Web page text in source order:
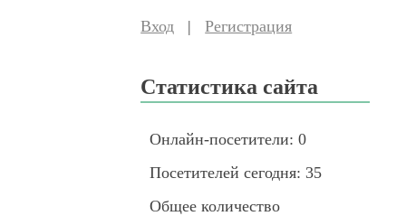
Вход |Регистрация
Статистика сайта
Онлайн-посетители:0
Посетителей сегодня:35
Общее количество